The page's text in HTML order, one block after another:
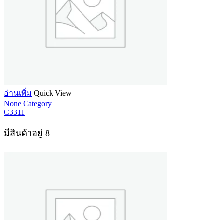
อ่านเพิ่ม Quick View
None Category
C3311
มีสินค้าอยู่ 8